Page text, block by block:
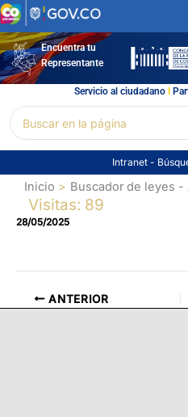
Ir
al
contenidoEncuentra tu
Representante
Servicio al ciudadano l
por:
Intranet -
Inicio Buscador de leyes -
Visitas: 89
28/05/2025
ANTERIOR